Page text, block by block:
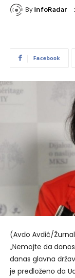
By InfoRadar
Facebook
(Avdo Avdić/
„Nemojte da
danas glavna
je predloženo da